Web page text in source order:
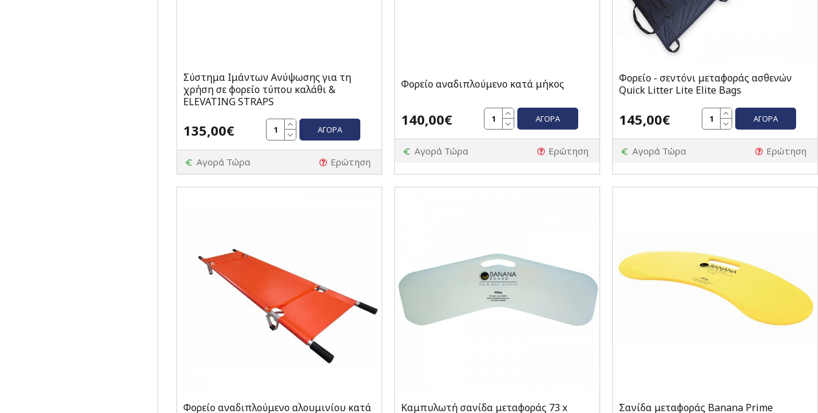
Σύστημα Ιμάντων Ανύψωσης για τη
χρήση σε φορείο τύπου καλάθι &
ELEVATING STRAPS
135,00€ ΑΓΟΡΆ
Αγορά Τώρα Ερώτηση
Φορείο αναδιπλούμενο κατά μήκος
140,00€ ΑΓΟΡΆ
Αγορά Τώρα Ερώτηση
Φορείο - σεντόνι μεταφοράς ασθενών
Quick Litter Lite Elite Bags
145,00€ ΑΓΟΡΆ
Αγορά Τώρα Ερώτηση
Φορείο αναδιπλούμενο αλουμινίου κατά Καμπυλωτή σανίδα μεταφοράς 73 x Σανίδα μεταφοράς Banana Prime